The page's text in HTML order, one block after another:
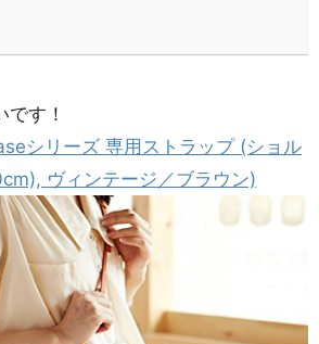
です！
シリーズ 専用ストラップ (ショル
ヴィンテージ／ブラウン)